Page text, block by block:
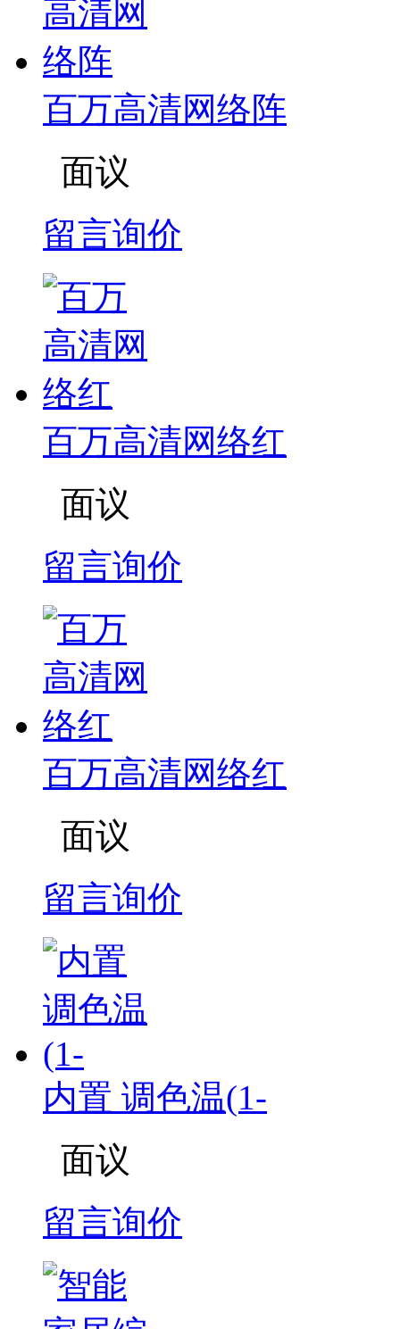
百万高清网络阵
面议
留言询价
百万高清网络红
面议
留言询价
百万高清网络红
面议
留言询价
内置 调色温(1-
面议
留言询价